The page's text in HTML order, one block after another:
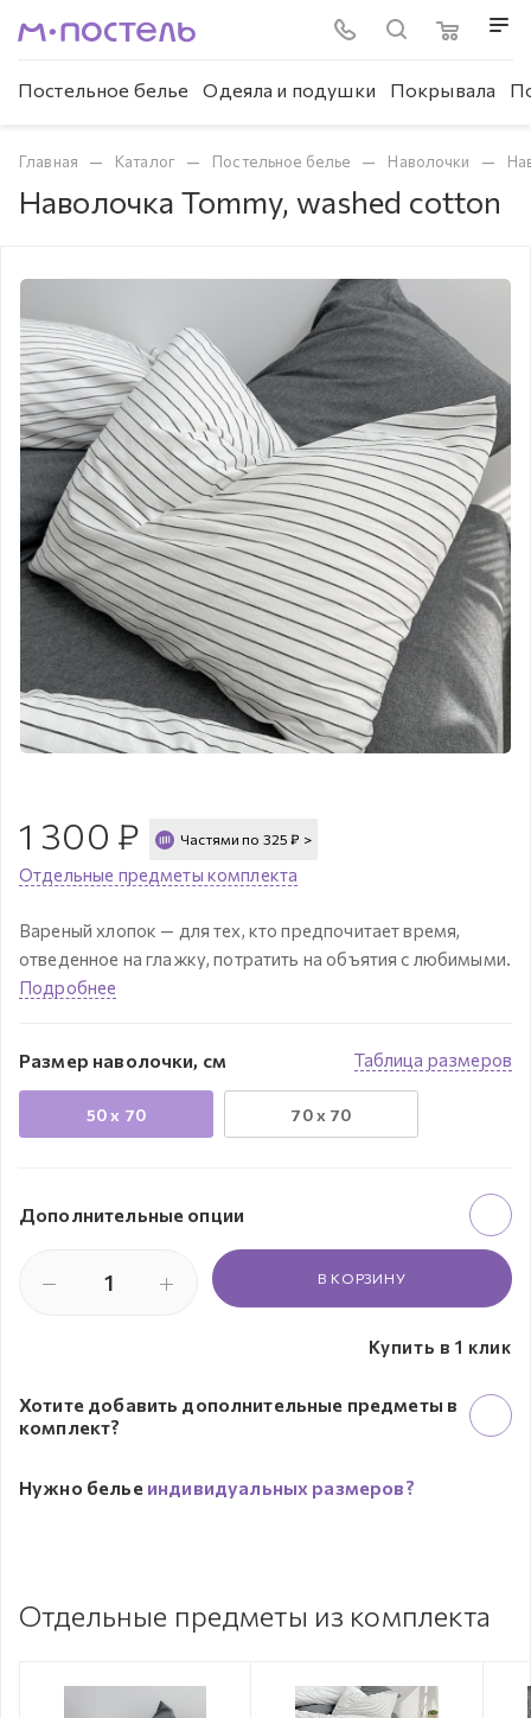
Постельное белье Одеяла и подушки Покрывала
Главная — Каталог — Постельное белье — Наволочки —
Наволочка Tommy, washed cotton
1 300 ₽ Частями по 325 ₽ >
Отдельные предметы комплекта
Вареный хлопок — для тех, кто предпочитает время,
отведенное на глажку, потратить на объятия с любимыми.
Подробнее
Таблица размеров
Размер наволочки, см
50 х 70 70 х 70
Дополнительные опции
В КОРЗИНУ
Купить в 1 клик
Хотите добавить дополнительные предметы в
комплект?
Нужно белье индивидуальных размеров?
Отдельные предметы из комплекта